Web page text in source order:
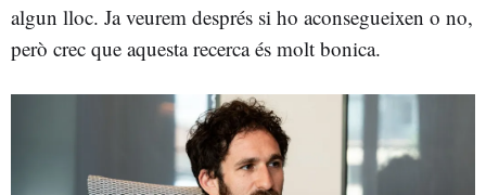
algun lloc. Ja veurem després si ho aconsegueixen o no,
però crec que aquesta recerca és molt bonica.